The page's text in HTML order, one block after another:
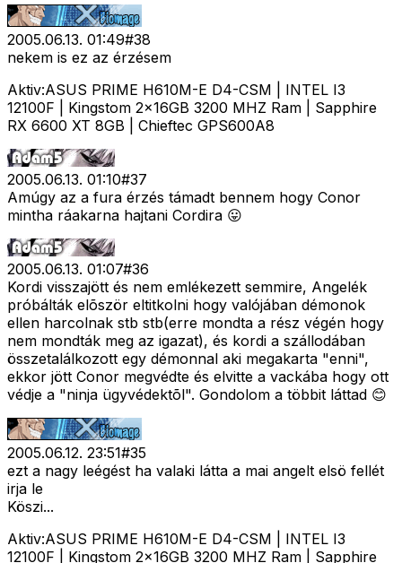
2005.06.13. 01:49#38
nekem is ez az érzésem
Aktiv:ASUS PRIME H610M-E D4-CSM | INTEL I3
12100F | Kingstom 2x16GB 3200 MHZ Ram | Sapphire
RX 6600 XT 8GB | Chieftec GPS600A8
2005.06.13. 01:10#37
Amúgy az a fura érzés támadt bennem hogy Conor
mintha ráakarna hajtani Cordira 😛
2005.06.13. 01:07#36
Kordi visszajött és nem emlékezett semmire, Angelék
próbálták elõször eltitkolni hogy valójában démonok
ellen harcolnak stb stb(erre mondta a rész végén hogy
nem mondták meg az igazat), és kordi a szállodában
összetalálkozott egy démonnal aki megakarta "enni",
ekkor jött Conor megvédte és elvitte a vackába hogy ott
védje a "ninja ügyvédektõl". Gondolom a többit láttad 😊
2005.06.12. 23:51#35
ezt a nagy leégést ha valaki látta a mai angelt elsö fellét
irja le
Köszi...
Aktiv:ASUS PRIME H610M-E D4-CSM | INTEL I3
12100F | Kingstom 2x16GB 3200 MHZ Ram | Sapphire